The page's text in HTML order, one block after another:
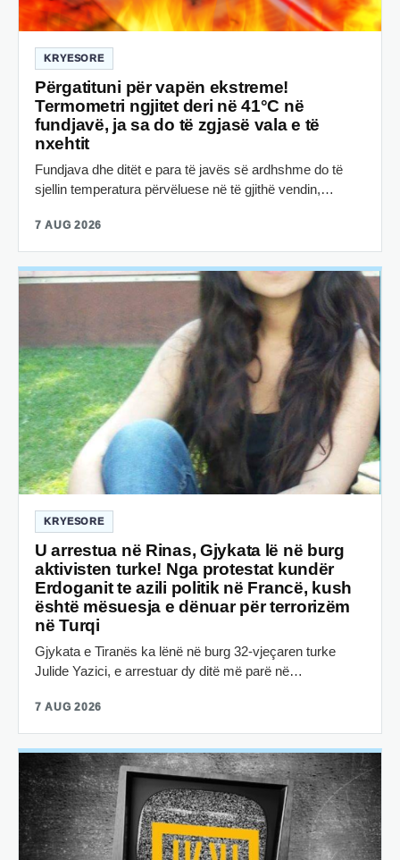
KRYESORE
Përgatituni për vapën ekstreme!
Termometri ngjitet deri në 41°C në
fundjavë, ja sa do të zgjasë vala e të
nxehtit
Fundjava dhe ditët e para të javës së ardhshme do të
sjellin temperatura përvëluese në të gjithë vendin,…
7 AUG 2026
KRYESORE
U arrestua në Rinas, Gjykata lë në burg
aktivisten turke! Nga protestat kundër
Erdoganit te azili politik në Francë, kush
është mësuesja e dënuar për terrorizëm
në Turqi
Gjykata e Tiranës ka lënë në burg 32-vjeçaren turke
Julide Yazici, e arrestuar dy ditë më parë në…
7 AUG 2026